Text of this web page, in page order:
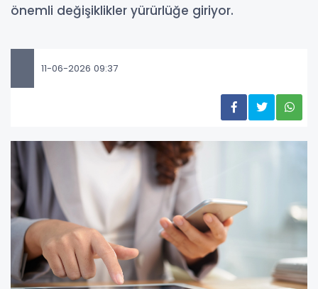
önemli değişiklikler yürürlüğe giriyor.
11-06-2026 09:37